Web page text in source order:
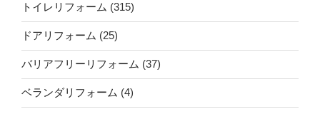
トイレリフォーム (315)
ドアリフォーム (25)
バリアフリーリフォーム (37)
ベランダリフォーム (4)